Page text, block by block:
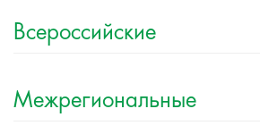
Всероссийские
Межрегиональные